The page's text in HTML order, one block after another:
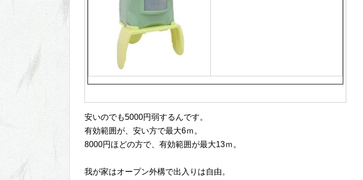
安いのでも5000円弱するんです。
有効範囲が、安い方で最大6ｍ。
8000円ほどの方で、有効範囲が最大13ｍ。
我が家はオープン外構で出入りは自由。